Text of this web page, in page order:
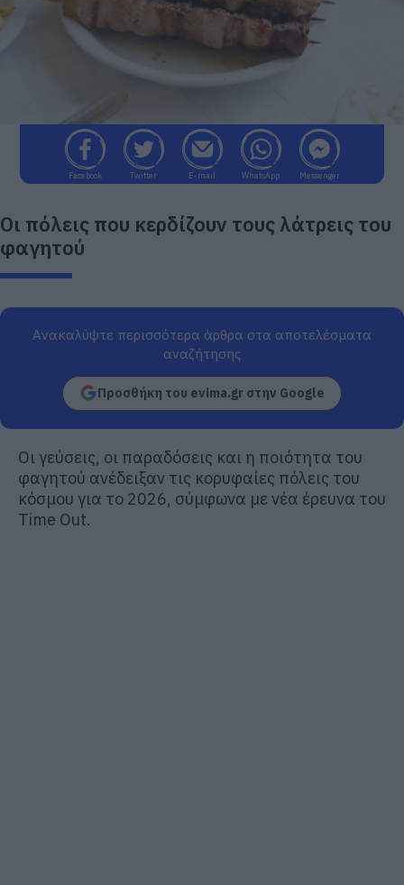
Facebook Twitter E-mail WhatsApp Messenger
Οι πόλεις που κερδίζουν τους λάτρεις του
φαγητού
Ανακαλύψτε περισσότερα άρθρα στα αποτελέσματα
αναζήτησης
Προσθήκη του evima.gr στην Google
Οι γεύσεις, οι παραδόσεις και η ποιότητα του
φαγητού ανέδειξαν τις κορυφαίες πόλεις του
κόσμου για το 2026, σύμφωνα με νέα έρευνα του
Time Out.